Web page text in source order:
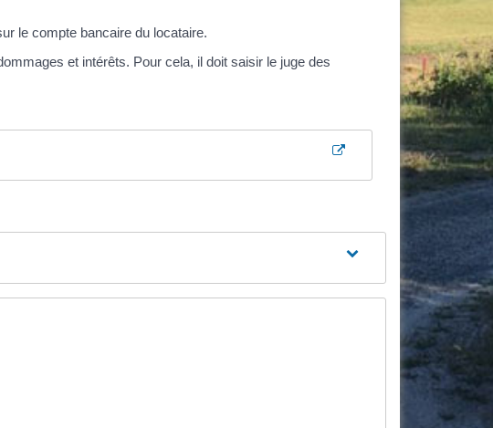
le compte bancaire du locataire.
et intérêts. Pour cela, il doit saisir le juge des